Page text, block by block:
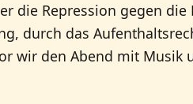
die Repression gegen die
durch das
wir den Abend mit Musik